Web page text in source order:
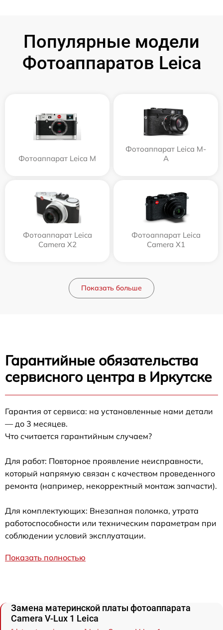
Популярные модели
Фотоаппаратов Leica
Фотоаппарат Leica M
Фотоаппарат Leica M-
A
Фотоаппарат Leica
Camera X2
Фотоаппарат Leica
Camera X1
Показать больше
Гарантийные обязательства
сервисного центра в Иркутске
Гарантия от сервиса: на установленные нами детали
— до 3 месяцев.
Что считается гарантийным случаем?
Для работ: Повторное проявление неисправности,
который напрямую связан с качеством проведенного
ремонта (например, некорректный монтаж запчасти).
Для комплектующих: Внезапная поломка, утрата
работоспособности или техническим параметрам при
соблюдении условий эксплуатации.
Показать полностью
Замена материнской платы фотоаппарата
Camera V-Lux 1 Leica